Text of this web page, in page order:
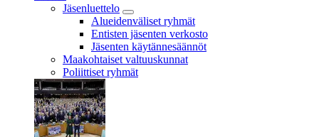
Jäsenluettelo
Alueidenväliset ryhmät
Entisten jäsenten verkosto
Jäsenten käytännesäännöt
Maakohtaiset valtuuskunnat
Poliittiset ryhmät